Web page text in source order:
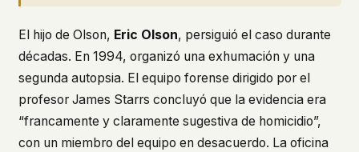
El hijo de Olson, Eric Olson, persiguió el caso durante
décadas. En 1994, organizó una exhumación y una
segunda autopsia. El equipo forense dirigido por el
profesor James Starrs concluyó que la evidencia era
“francamente y claramente sugestiva de homicidio”,
con un miembro del equipo en desacuerdo. La oficina